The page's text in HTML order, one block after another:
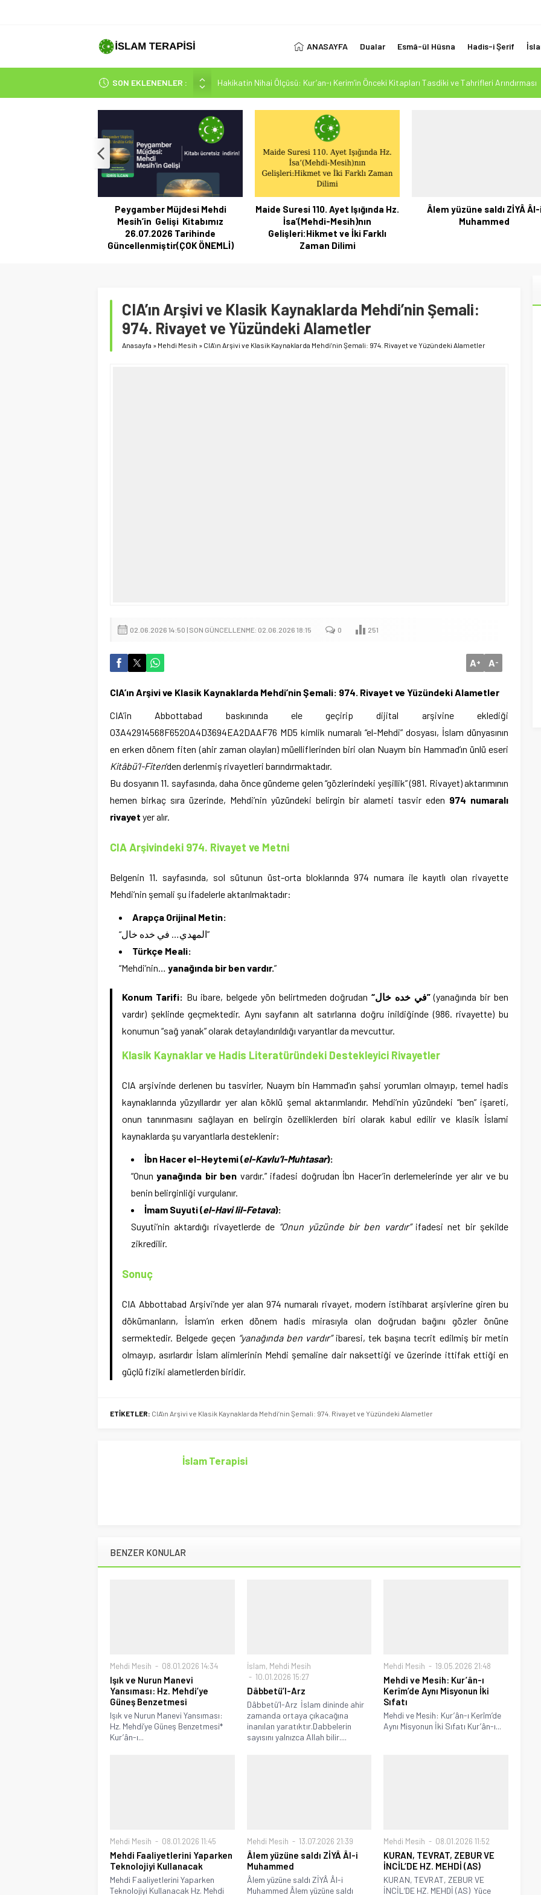
ANASAYFA Dualar Esmâ-ül Hüsna Hadis-i Şerif
SON EKLENENLER :
Hakikatin Nihai Ölçüsü: Kur’an-ı Kerim’in Önceki Kitapları Tasdiki ve Tahrifleri Arındırması
Peygamber Müjdesi Mehdi Mesih’in Gelişi Kitabımız 26.07.2026 Tarihinde
İsrâ Sûresi(17) 1. Ayet’in 7 Dilde Yazılışı
SAKIN ÇOĞUNLUK SİZİ ALDATMASIN
Mehdi-Mesih’in Fiziksel Özellikleri-2
Peygamber Müjdesi Mehdi
Mesih’in Gelişi Kitabımız
26.07.2026 Tarihinde
Güncellenmiştir(ÇOK ÖNEMLİ)
Maide Suresi 110. Ayet Işığında Hz.
İsa’(Mehdi-Mesih)nın
Gelişleri:Hikmet ve İki Farklı
Zaman Dilimi
Âlem yüzüne saldı ZİYÂ
Muhammed
CIA’ın Arşivi ve Klasik Kaynaklarda Mehdi’nin Şemali:
974. Rivayet ve Yüzündeki Alametler
Anasayfa » Mehdi Mesih » CIA’ın Arşivi ve Klasik Kaynaklarda Mehdi’nin Şemali: 974. Rivayet ve Yüzündeki Alametler
02.06.2026 14:50 | SON GÜNCELLENME: 02.06.2026 18:15 0 251
A+ A-
CIA’ın Arşivi ve Klasik Kaynaklarda Mehdi’nin Şemali: 974. Rivayet ve Yüzündeki Alametler
CIA’in Abbottabad baskınında ele geçirip dijital arşivine eklediği
03A42914568F6520A4D3694EA2DAAF76 MD5 kimlik numaralı “el-Mehdi” dosyası, İslam dünyasının
en erken dönem fiten (ahir zaman olayları) müelliflerinden biri olan Nuaym bin Hammad’ın ünlü eseri
Kitâbü’l-Fiten‘den derlenmiş rivayetleri barındırmaktadır.
Bu dosyanın 11. sayfasında, daha önce gündeme gelen “gözlerindeki yeşillik” (981. Rivayet) aktarımının
hemen birkaç sıra üzerinde, Mehdi’nin yüzündeki belirgin bir alameti tasvir eden 974 numaralı
rivayet yer alır.
CIA Arşivindeki 974. Rivayet ve Metni
Belgenin 11. sayfasında, sol sütunun üst-orta bloklarında 974 numara ile kayıtlı olan rivayette
Mehdi’nin şemali şu ifadelerle aktarılmaktadır:
Arapça Orijinal Metin:
“المهدي… في خده خال”
Türkçe Meali:
“Mehdi’nin… yanağında bir ben vardır.”
Konum Tarifi: Bu ibare, belgede yön belirtmeden doğrudan “في خده خال”(yanağında bir ben
vardır) şeklinde geçmektedir. Aynı sayfanın alt satırlarına doğru inildiğinde (986. rivayette) bu
konumun “sağ yanak” olarak detaylandırıldığı varyantlar da mevcuttur.
Klasik Kaynaklar ve Hadis Literatüründeki Destekleyici Rivayetler
CIA arşivinde derlenen bu tasvirler, Nuaym bin Hammad’ın şahsi yorumları olmayıp, temel hadis
kaynaklarında yüzyıllardır yer alan köklü şemal aktarımlarıdır. Mehdi’nin yüzündeki “ben” işareti,
onun tanınmasını sağlayan en belirgin özelliklerden biri olarak kabul edilir ve klasik İslami
kaynaklarda şu varyantlarla desteklenir:
İbn Hacer el-Heytemi (el-Kavlu’l-Muhtasar):
“Onunyanağında bir ben vardır.” ifadesi doğrudan İbn Hacer’in derlemelerinde yer alır ve bu
benin belirginliği vurgulanır.
İmam Suyuti (el-Havi lil-Fetava):
Suyuti’nin aktardığı rivayetlerde de “Onun yüzünde bir ben vardır”ifadesi net bir şekilde
zikredilir.
Sonuç
CIA Abbottabad Arşivi’nde yer alan 974 numaralı rivayet, modern istihbarat arşivlerine giren bu
dökümanların, İslam’ın erken dönem hadis mirasıyla olan doğrudan bağını gözler önüne
sermektedir. Belgede geçen “yanağında ben vardır”ibaresi, tek başına tecrit edilmiş bir metin
olmayıp, asırlardır İslam alimlerinin Mehdi şemaline dair naksettiği ve üzerinde ittifak ettiği en
güçlü fiziki alametlerden biridir.
ETİKETLER: CIA'ın Arşivi ve Klasik Kaynaklarda Mehdi’nin Şemali: 974. Rivayet ve Yüzündeki Alametler
İslam Terapisi
BENZER KONULAR
Mehdi Mesih 08.01.2026 14:34
Işık ve Nurun Manevi
Yansıması: Hz. Mehdi’ye
Güneş Benzetmesi
Işık ve Nurun Manevi Yansıması:
Hz. Mehdi’ye Güneş Benzetmesi*
Kur’ân-ı...
İslam, Mehdi Mesih
10.01.2026 15:27
Dâbbetü’l-Arz
Dâbbetü’l-Arz İslam dininde ahir
zamanda ortaya çıkacağına
inanılan yaratıktır.Dabbelerin
sayısını yalnızca Allah bilir....
Mehdi Mesih 19.05.2026 21:48
Mehdi ve Mesih: Kur’ân-ı
Kerîm’de Aynı Misyonun İki
Sıfatı
Mehdi ve Mesih: Kur’ân-ı Kerîm’de
Aynı Misyonun İki Sıfatı Kur’ân-ı...
Mehdi Mesih 08.01.2026 11:45
Mehdi Faaliyetlerini Yaparken
Teknolojiyi Kullanacak
Mehdi Faaliyetlerini Yaparken
Teknolojiyi Kullanacak Hz. Mehdi
Mehdi Mesih 13.07.2026 21:39
Âlem yüzüne saldı ZİYÂ Âl-i
Muhammed
Âlem yüzüne saldı ZİYÂ Âl-i
Muhammed Âlem yüzüne saldı
Mehdi Mesih 08.01.2026 11:52
KURAN, TEVRAT, ZEBUR VE
İNCİL’DE HZ. MEHDİ (AS)
KURAN, TEVRAT, ZEBUR VE
İNCİL’DE HZ. MEHDİ (AS) Yüce